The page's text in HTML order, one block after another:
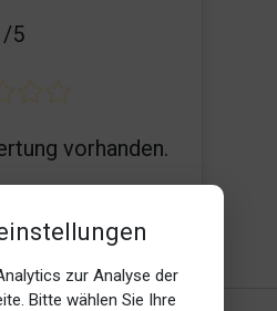
zur Analyse der
Bitte wählen Sie Ihre
/5
vorhanden.
E-Mail*